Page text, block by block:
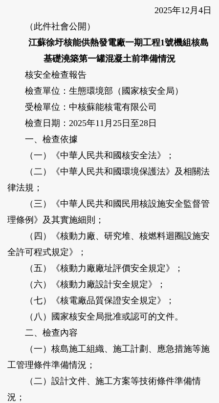
2025年12月4日
（此件社會公開）
江蘇徐圩核能供熱發電廠一期工程1號機組核島
基礎澆築第一罐混凝土前準備情況
核安全檢查報告
檢查單位：生態環境部（國家核安全局）
受檢單位：中核蘇能核電有限公司
檢查日期：2025年11月25日至28日
一、檢查依據
（一）《中華人民共和國核安全法》；
（二）《中華人民共和國環境保護法》及相關法
律法規；
（三）《中華人民共和國民用核設施安全監督管
理條例》及其實施細則；
（四）《核動力廠、研究堆、核燃料迴圈設施安
全許可程式規定》；
（五）《核動力廠廠址評價安全規定》；
（六）《核動力廠設計安全規定》；
（七）《核電廠品質保證安全規定》；
（八）國家核安全局批准或認可的文件。
二、檢查內容
（一）核島施工組織、施工計劃、應急措施等施
工管理條件準備情況；
（二）設計文件、施工方案等技術條件準備情
況；